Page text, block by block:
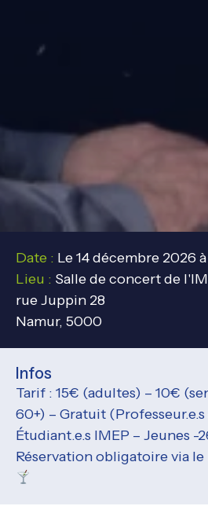
Date : Le 14 décembre 2026
Lieu : Salle de concert de
rue Juppin 28
Namur, 5000
Infos
Tarif : 15€ (adultes) – 10€
60+) – Gratuit (Professeur.e.s
Étudiant.e.s IMEP – Jeunes -
Réservation obligatoire via